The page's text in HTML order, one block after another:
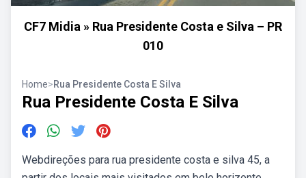
CF7 Midia » Rua Presidente Costa e Silva – PR
010
Home>Rua Presidente Costa E Silva
Rua Presidente Costa E Silva
Webdireções para rua presidente costa e silva 45, a